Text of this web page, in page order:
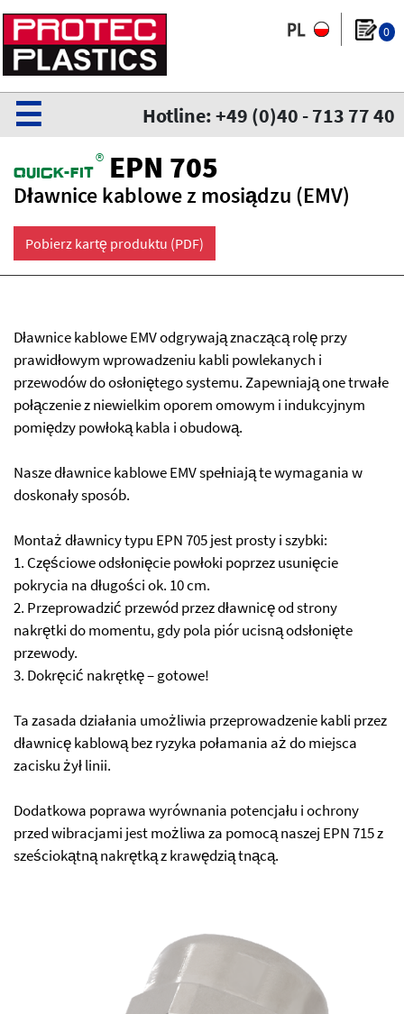
0
Hotline: +49 (0)40 - 713 77 40
☰
QuiCk-fit® EPN 705
Dławnice kablowe z mosiądzu (EMV)
Pobierz kartę produktu (PDF)
Dławnice kablowe EMV odgrywają znaczącą rolę przy
prawidłowym wprowadzeniu kabli powlekanych i
przewodów do osłoniętego systemu. Zapewniają one trwałe
połączenie z niewielkim oporem omowym i indukcyjnym
pomiędzy powłoką kabla i obudową.
Nasze dławnice kablowe EMV spełniają te wymagania w
doskonały sposób.
Montaż dławnicy typu EPN 705 jest prosty i szybki:
1. Częściowe odsłonięcie powłoki poprzez usunięcie
pokrycia na długości ok. 10 cm.
2. Przeprowadzić przewód przez dławnicę od strony
nakrętki do momentu, gdy pola piór ucisną odsłonięte
przewody.
3. Dokręcić nakrętkę – gotowe!
Ta zasada działania umożliwia przeprowadzenie kabli przez
dławnicę kablową bez ryzyka połamania aż do miejsca
zacisku żył linii.
Dodatkowa poprawa wyrównania potencjału i ochrony
przed wibracjami jest możliwa za pomocą naszej EPN 715 z
sześciokątną nakrętką z krawędzią tnącą.